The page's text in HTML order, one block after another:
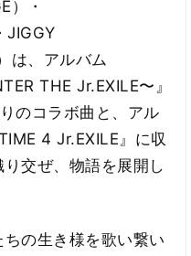
）・
JIGGY
は、アルバム
THE Jr.EXILE〜』
のコラボ曲と、アル
4 Jr.EXILE』に収
交ぜ、物語を展開し
の生き様を歌い繋い